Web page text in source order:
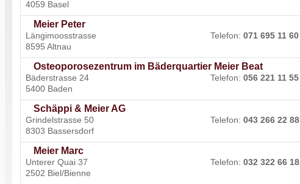
4059 Basel
Meier Peter
Längimoosstrasse
8595 Altnau
Telefon:071 695 11 60
Osteoporosezentrum im Bäderquartier Meier Beat
Bäderstrasse 24
5400 Baden
Telefon:056 221 11 55
Schäppi & Meier AG
Grindelstrasse 50
8303 Bassersdorf
Telefon:043 266 22 88
Meier Marc
Unterer Quai 37
2502 Biel/Bienne
Telefon:032 322 66 18